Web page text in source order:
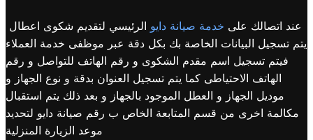
عند اتصالك على خدمة صيانة دايو الرئيسي لتقديم شكوى اعطال
يتم تسجيل البيانات الخاصة بك بكل دقة عبر موظفى خدمة العملاء
فيتم تسجيل اسم مقدم الشكوى و رقم الهاتف للتواصل و رقم
الهاتف الاحتياطى كما يتم تسجيل العنوان بدقة و نوع الجهاز و
موديل الجهاز و العطل الموجود بالجهاز و بعد ذلك يتم استقبال
مكالمة اخرى من قسم المتابعة الخاص ب رقم صيانة دايو لتحديد
موعد الزيارة المنزلية